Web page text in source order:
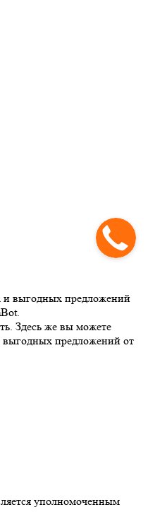
и выгодных предложений
Здесь же вы можете
выгодных предложений от
уполномоченным